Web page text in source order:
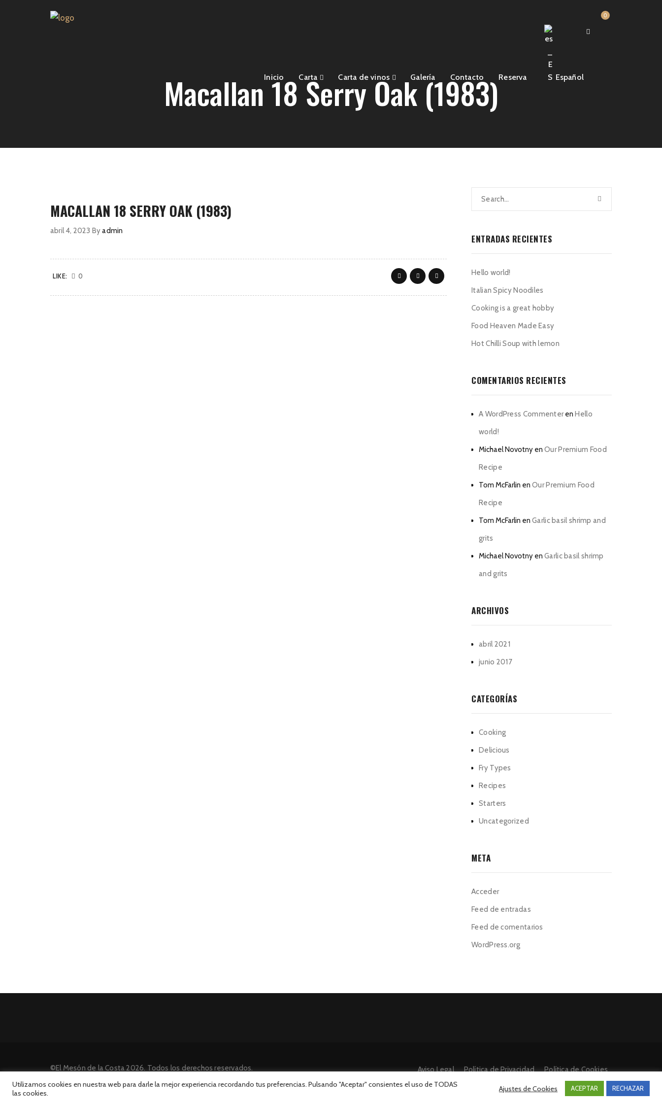
0
Inicio Carta Carta de vinos Galería Contacto Reserva Español
Macallan 18 Serry Oak (1983)
MACALLAN 18 SERRY OAK (1983)
abril 4, 2023 Byadmin
LIKE: 0
ENTRADAS RECIENTES
Hello world!
Italian Spicy Noodiles
Cooking is a great hobby
Food Heaven Made Easy
Hot Chilli Soup with lemon
COMENTARIOS RECIENTES
A WordPress CommenterenHello
world!
Michael Novotny en Our Premium Food
Recipe
Tom McFarlin en Our Premium Food
Recipe
Tom McFarlin en Garlic basil shrimp and
grits
Michael Novotny en Garlic basil shrimp
and grits
ARCHIVOS
abril 2021
junio 2017
CATEGORÍAS
Cooking
Delicious
Fry Types
Recipes
Starters
Uncategorized
META
Acceder
Feed de entradas
Feed de comentarios
WordPress.org
©El Mesón de la Costa 2026. Todos los derechos reservados.
Desarrollado por INFORmedia
Aviso Legal Política de Privacidad
Política de Cookies
Utilizamos cookies en nuestra web para darle la mejor experiencia recordando tus preferencias. Pulsando "Aceptar" consientes el uso de TODAS
las cookies.
Ajustes de Cookies ACEPTAR RECHAZAR